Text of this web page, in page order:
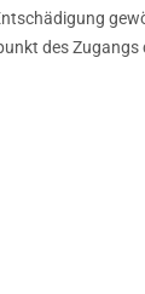
des